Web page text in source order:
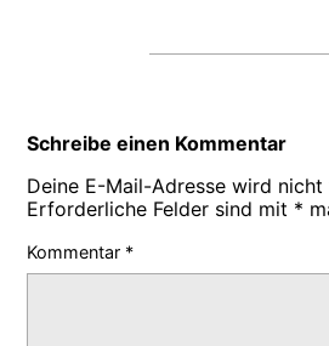
Schreibe einen Kommentar
Deine E-Mail-Adresse wird
Erforderliche Felder sind mit *
Kommentar *